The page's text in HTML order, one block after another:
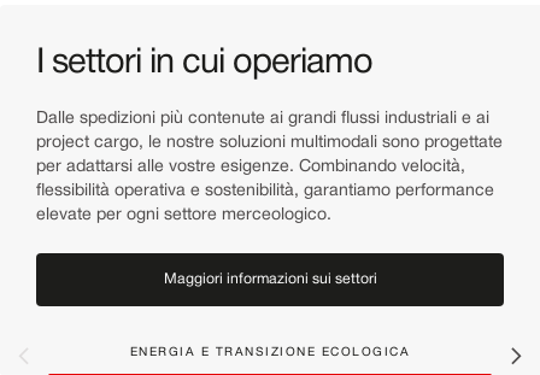
I settori in cui operiamo
Dalle spedizioni più contenute ai grandi flussi industriali e ai
project cargo, le nostre soluzioni multimodali sono progettate
per adattarsi alle vostre esigenze. Combinando velocità,
flessibilità operativa e sostenibilità, garantiamo performance
elevate per ogni settore merceologico.
Maggiori informazioni sui settori
ENERGIA E TRANSIZIONE ECOLOGICA